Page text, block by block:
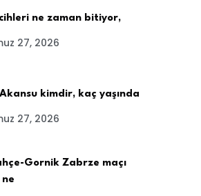
ne zaman bitiyor,
27, 2026
kimdir, kaç yaşında
27, 2026
Gornik Zabrze maçı